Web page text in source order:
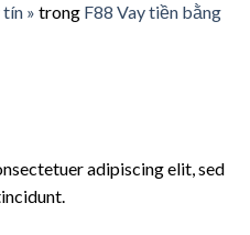
» trong F88 Vay tiền bằng
adipiscing elit, sed